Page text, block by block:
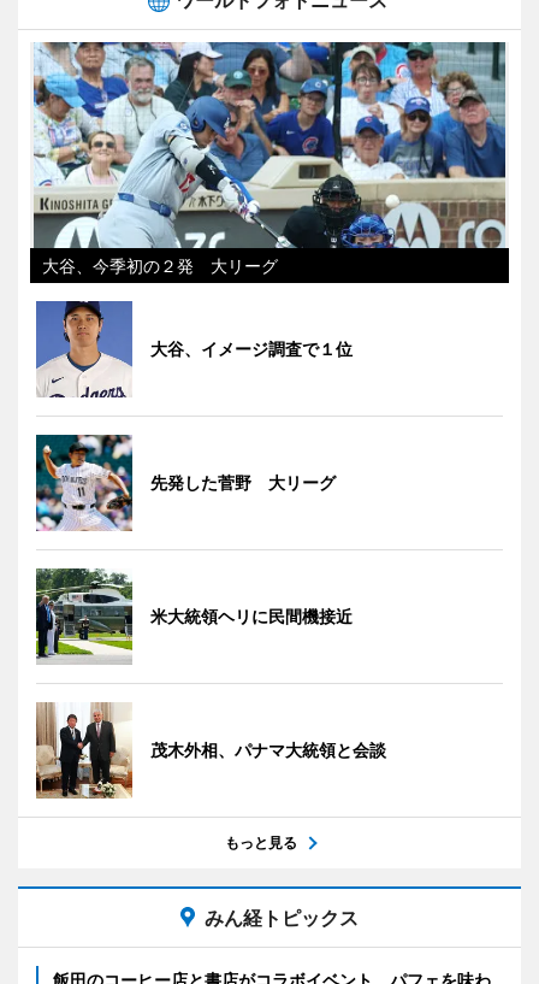
大谷、今季初の２発 大リーグ
大谷、イメージ調査で１位
先発した菅野 大リーグ
米大統領ヘリに民間機接近
茂木外相、パナマ大統領と会談
もっと見る
みん経トピックス
飯田のコーヒー店と書店がコラボイベント パフェを味わ